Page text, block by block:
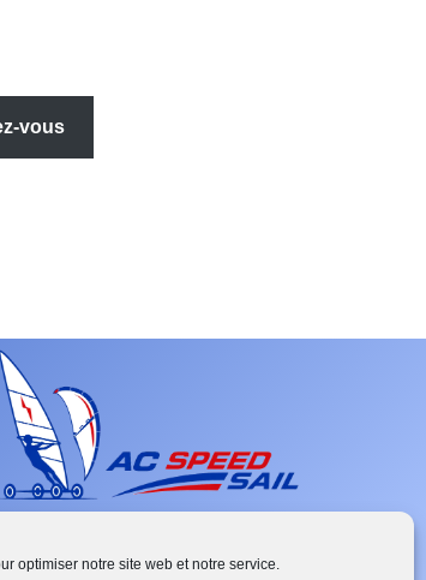
optimiser notre site web et notre service.
vous
French